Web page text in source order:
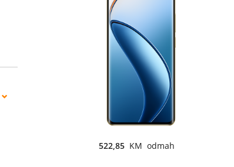
522,85 KM odmah